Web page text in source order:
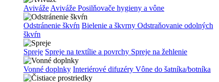
Aviváže Aviváže Posilňovače hygieny a vône
Odstránenie škvŕn Bielenie a škvrny Odstraňovanie odolných
škvŕn
Spreje Spreje na textílie a povrchy Spreje na žehlenie
Vonné doplnky Interiérové difuzéry Vône do šatníka/botníka